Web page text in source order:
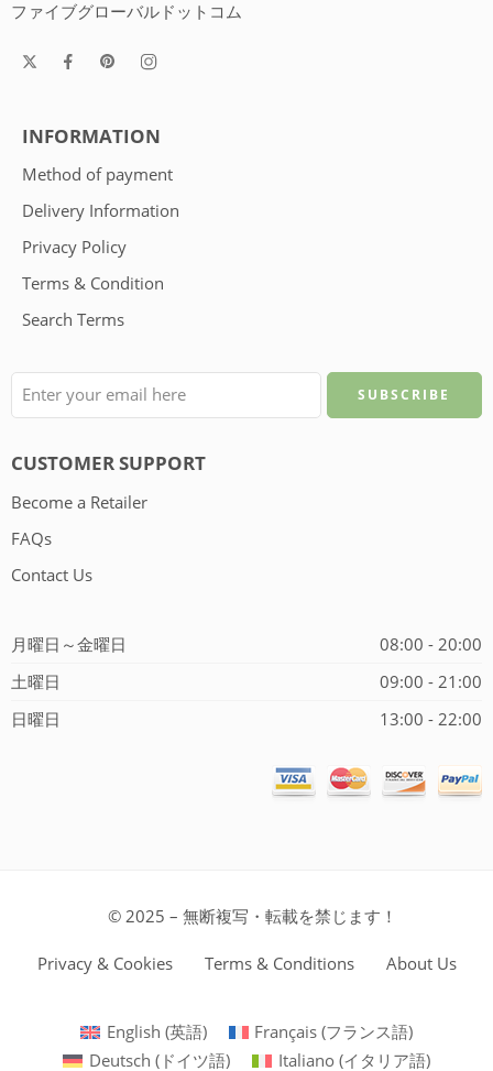
ファイブグローバルドットコム
INFORMATION
Method of payment
Delivery Information
Privacy Policy
Terms & Condition
Search Terms
CUSTOMER SUPPORT
Become a Retailer
FAQs
Contact Us
月曜日～金曜日
08:00 - 20:00
土曜日
09:00 - 21:00
日曜日
13:00 - 22:00
© 2025 – 無断複写・転載を禁じます！
Privacy & Cookies Terms & Conditions About Us
English (英語) Français (フランス語)
Deutsch ( ドイツ語) Italiano (イタリア語)